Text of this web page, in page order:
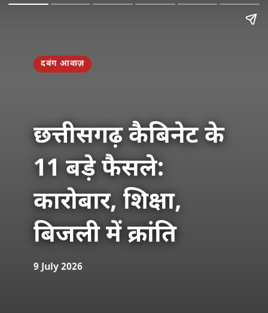
दबंग आवाज़
छत्तीसगढ़ कैबिनेट के
11 बड़े फैसले:
कारोबार, शिक्षा,
बिजली में क्रांति
9 July 2026